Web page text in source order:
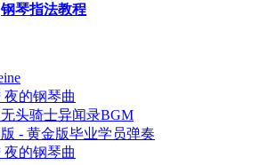
钢琴指法教程
的钢琴曲
头骑士异闻录BGM
- 黄金版毕业学员弹奏
的钢琴曲